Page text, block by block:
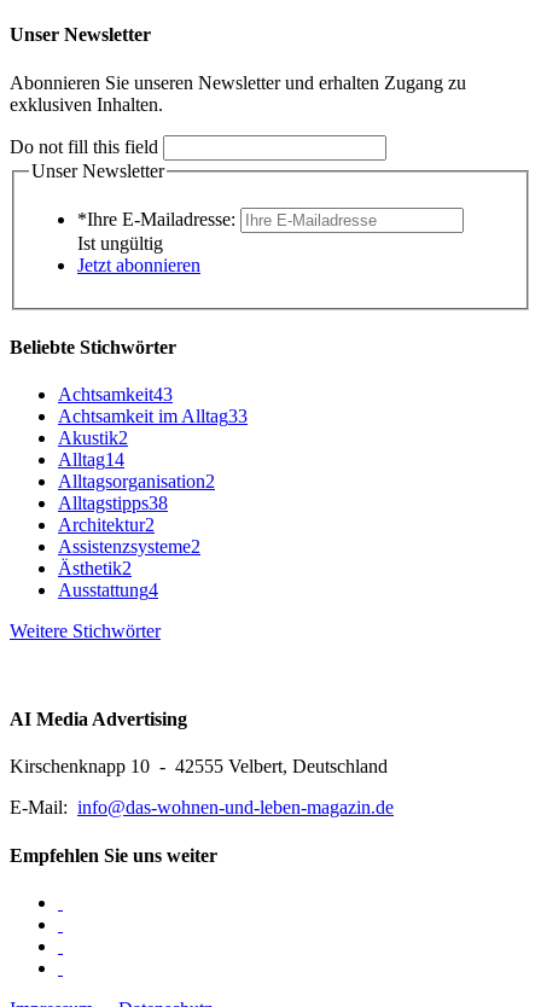
Unser Newsletter
Abonnieren Sie unseren Newsletter und erhalten Zugang zu
exklusiven Inhalten.
Do not fill this field
Unser Newsletter
*Ihre E-Mailadresse:
Ist ungültig
Jetzt abonnieren
Beliebte Stichwörter
Achtsamkeit43
Achtsamkeit im Alltag33
Akustik2
Alltag14
Alltagsorganisation2
Alltagstipps38
Architektur2
Assistenzsysteme2
Ästhetik2
Ausstattung4
Weitere Stichwörter
AI Media Advertising
Kirschenknapp 10 - 42555 Velbert, Deutschland
E-Mail: info@das-wohnen-und-leben-magazin.de
Empfehlen Sie uns weiter